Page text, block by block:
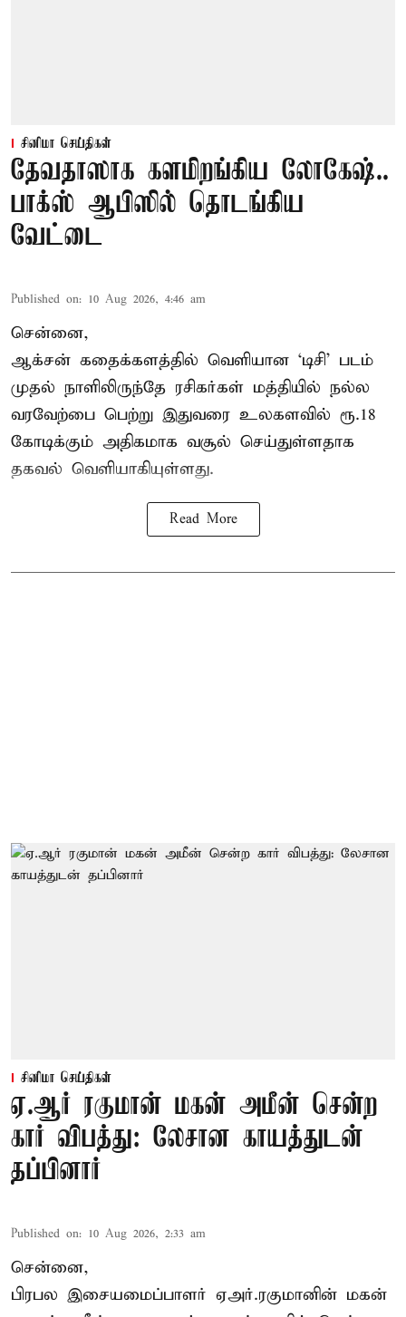
சினிமா செய்திகள்
தேவதாஸாக களமிறங்கிய லோகேஷ்..
பாக்ஸ் ஆபிஸில் தொடங்கிய
வேட்டை
Published on: 10 Aug 2026, 4:46 am
சென்னை,
ஆக்சன் கதைக்களத்தில் வெளியான ‘டிசி’ படம்
முதல் நாளிலிருந்தே ரசிகர்கள் மத்தியில் நல்ல
வரவேற்பை பெற்று இதுவரை உலகளவில் ரூ.18
கோடிக்கும் அதிகமாக வசூல் செய்துள்ளதாக
தகவல் வெளியாகியுள்ளது.
Read More
சினிமா செய்திகள்
ஏ.ஆர் ரகுமான் மகன் அமீன் சென்ற
கார் விபத்து: லேசான காயத்துடன்
தப்பினார்
Published on: 10 Aug 2026, 2:33 am
சென்னை,
பிரபல இசையமைப்பாளர் ஏஅர்.ரகுமானின் மகன்